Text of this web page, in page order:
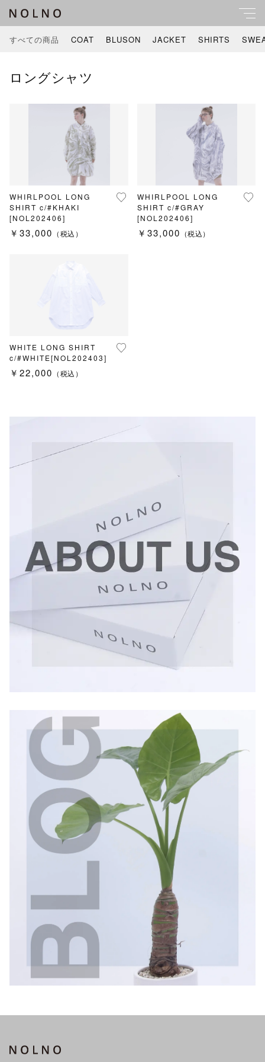
すべての商品 COAT BLUSON JACKET SHIRTS
ロングシャツ
WHIRLPOOL LONG
SHIRT c/#KHAKI
[NOL202406]
￥33,000 （税込）
WHIRLPOOL LONG
SHIRT c/#GRAY
[NOL202406]
￥33,000 （税込）
WHITE LONG SHIRT
c/#WHITE[NOL202403]
￥22,000 （税込）
SHIRTS
BOTTOMS
キーワード
子カテゴリ
価格帯
～
在庫あり セール